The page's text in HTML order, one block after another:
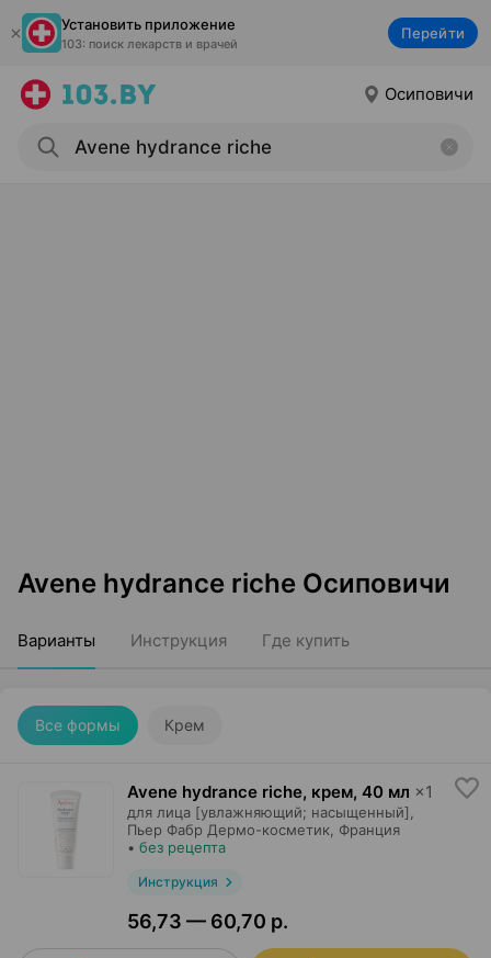
Установить приложение
103: поиск лекарств и врачей
Перейти
Осиповичи
Avene hydrance riche Осиповичи
Варианты Инструкция Где купить
Все формы Крем
Avene hydrance riche, крем, 40 мл ×1
для лица [увлажняющий; насыщенный],
Пьер Фабр Дермо-косметик , Франция
• без рецепта
Инструкция
56,73 — 60,70 р.